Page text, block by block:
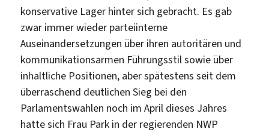
konservative Lager hinter sich gebracht. Es gab
zwar immer wieder parteiinterne
Auseinandersetzungen über ihren autoritären und
kommunikationsarmen Führungsstil sowie über
inhaltliche Positionen, aber spätestens seit dem
überraschend deutlichen Sieg bei den
Parlamentswahlen noch im April dieses Jahres
hatte sich Frau Park in der regierenden NWP